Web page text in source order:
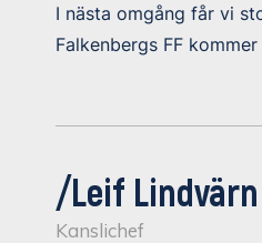
I nästa omgång får vi
Falkenbergs FF
/Leif Lindvärn
Kanslichef